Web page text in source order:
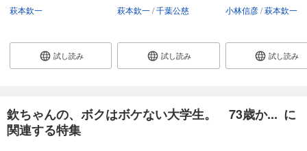
萩本欽一
試し読み
萩本欽一 千葉公慈
試し読み
小林信彦 萩本欽一
試し読み
欽ちゃんの、ボクはボケない大学生。 73歳か... に
関連する特集